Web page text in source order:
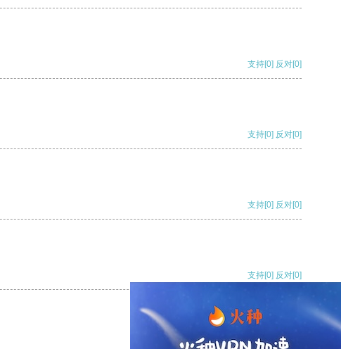
支持[0] 反对[0]
支持[0] 反对[0]
支持[0] 反对[0]
支持[0] 反对[0]
支持[0] 反对